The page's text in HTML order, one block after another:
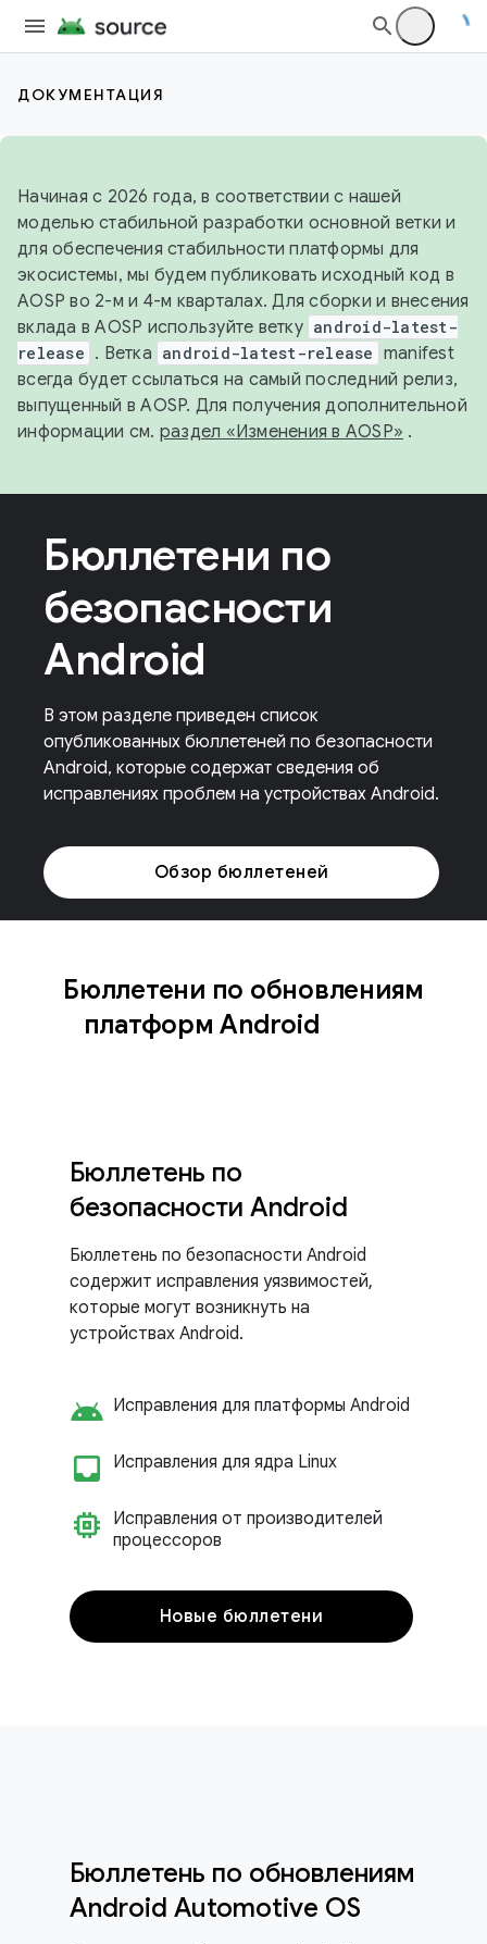
ДОКУМЕНТАЦИЯ
Начиная с 2026 года, в соответствии с нашей
моделью стабильной разработки основной ветки и
для обеспечения стабильности платформы для
экосистемы, мы будем публиковать исходный код в
AOSP во 2-м и 4-м кварталах. Для сборки и внесения
вклада в AOSP используйте ветку android-latest-
release . Ветка android-latest-release manifest
всегда будет ссылаться на самый последний релиз,
выпущенный в AOSP. Для получения дополнительной
информации см. раздел «Изменения в AOSP» .
Бюллетени по
безопасности
Android
В этом разделе приведен список
опубликованных бюллетеней по безопасности
Android, которые содержат сведения об
исправлениях проблем на устройствах Android.
Обзор бюллетеней
Бюллетени по обновлениям
платформ Android
Бюллетень по
безопасности Android
Бюллетень по безопасности Android
содержит исправления уязвимостей,
которые могут возникнуть на
устройствах Android.
android Исправления для платформы Android
inbox_customize
Исправления для ядра Linux
memory
Исправления от производителей
процессоров
Новые бюллетени
Бюллетень по обновлениям
Android Automotive OS